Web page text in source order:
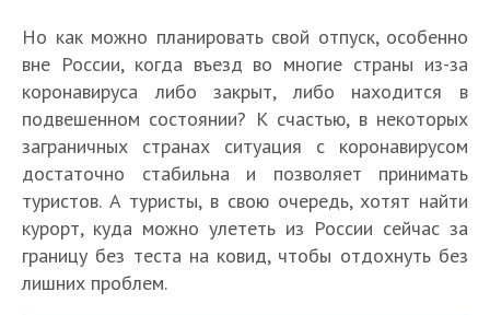
Но как можно планировать свой отпуск, особенно
вне России, когда въезд во многие страны из-за
коронавируса либо закрыт, либо находится в
подвешенном состоянии? К счастью, в некоторых
заграничных странах ситуация с коронавирусом
достаточно стабильна и позволяет принимать
туристов. А туристы, в свою очередь, хотят найти
курорт, куда можно улететь из России сейчас за
границу без теста на ковид, чтобы отдохнуть без
лишних проблем.